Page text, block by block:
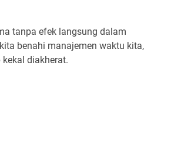
tanpa efek langsung dalam
benahi manajemen waktu kita,
diakherat.